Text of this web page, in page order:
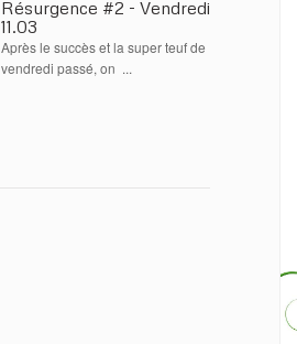
Résurgence #2 - Vendredi
11.03
Après le succès et la super teuf de
vendredi passé, on ...